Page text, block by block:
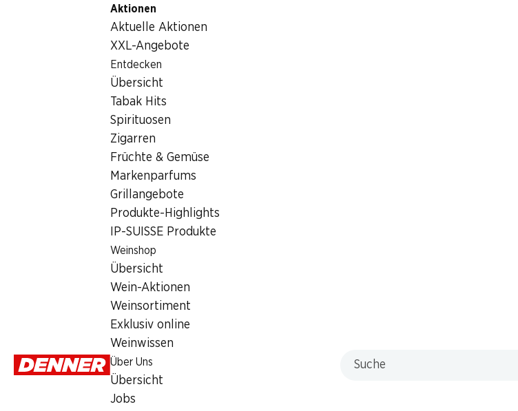
Aktionen
Aktuelle Aktionen
XXL-Angebote
Entdecken
Übersicht
Tabak Hits
Spirituosen
Zigarren
Früchte & Gemüse
Markenparfums
Grillangebote
Produkte-Highlights
IP-SUISSE Produkte
Weinshop
Übersicht
Wein-Aktionen
Weinsortiment
Exklusiv online
Weinwissen
Über Uns
Übersicht
Jobs
Lebensmittel Milch/Käse/Eier
enerBiO Mandeldrink Natur